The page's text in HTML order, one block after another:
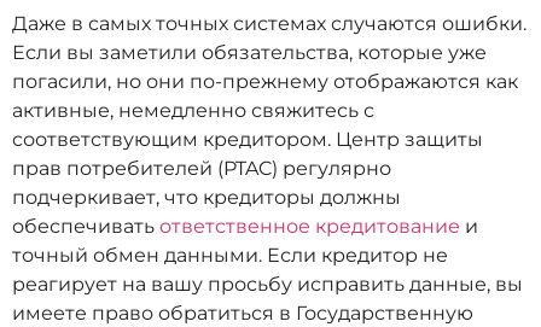
Даже в самых точных системах случаются ошибки.
Если вы заметили обязательства, которые уже
погасили, но они по-прежнему отображаются как
активные, немедленно свяжитесь с
соответствующим кредитором. Центр защиты
прав потребителей (PTAC) регулярно
подчеркивает, что кредиторы должны
обеспечивать ответственное кредитование и
точный обмен данными. Если кредитор не
реагирует на вашу просьбу исправить данные, вы
имеете право обратиться в Государственную